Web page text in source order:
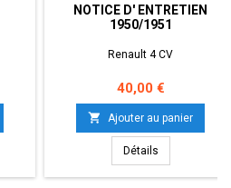
NOTICE D' ENTRETIEN
1950/1951
Renault 4 CV
Prix
40,00 €
 Ajouter au panier
Détails